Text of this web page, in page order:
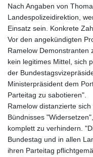
Nach Angaben von
Landespolizeidirektion,
Einsatz sein. Konkrete
Vor den angekündigten
Ramelow Demonstranten
kein legitimes Mittel, sich
der
Ministerpräsident dem
Parteitag zu sabotieren".
Ramelow distanzierte
Bündnisses
komplett zu verhindern.
Bundestag und in allen
ihren Parteitag